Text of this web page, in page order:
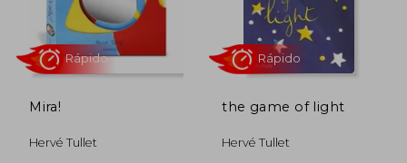
Rápido Rápido
Mira!
Hervé Tullet
the game of light
Hervé Tullet